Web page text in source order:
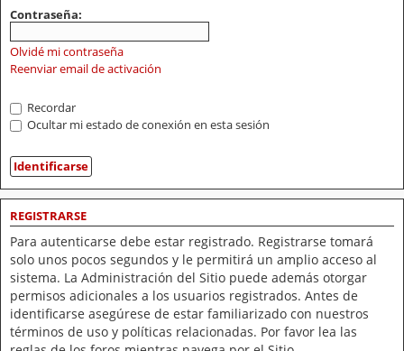
Contraseña:
Olvidé mi contraseña
Reenviar email de activación
Recordar
Ocultar mi estado de conexión en esta sesión
REGISTRARSE
Para autenticarse debe estar registrado. Registrarse tomará
solo unos pocos segundos y le permitirá un amplio acceso al
sistema. La Administración del Sitio puede además otorgar
permisos adicionales a los usuarios registrados. Antes de
identificarse asegúrese de estar familiarizado con nuestros
términos de uso y políticas relacionadas. Por favor lea las